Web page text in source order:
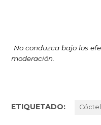
No conduzca bajo los
moderación.
ETIQUETADO: